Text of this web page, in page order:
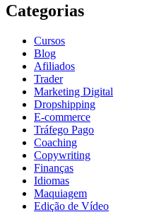
Categorias
Cursos
Blog
Afiliados
Trader
Marketing Digital
Dropshipping
E-commerce
Tráfego Pago
Coaching
Copywriting
Finanças
Idiomas
Maquiagem
Edição de Vídeo